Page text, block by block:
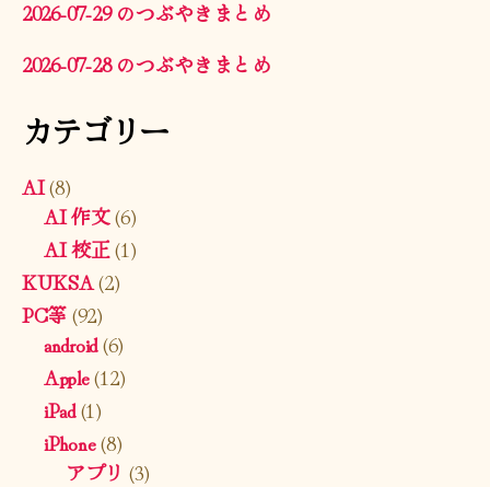
2026-07-29 のつぶやきまとめ
2026-07-28 のつぶやきまとめ
カテゴリー
AI(8)
AI 作文(6)
AI 校正(1)
KUKSA(2)
PC等(92)
android(6)
Apple(12)
iPad(1)
iPhone(8)
アプリ (3)